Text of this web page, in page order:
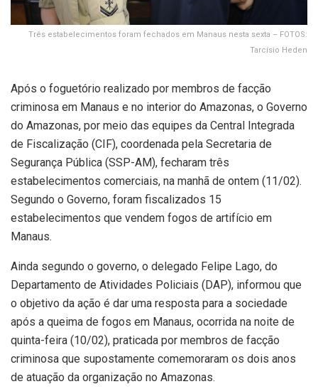
Três estabelecimentos foram fechados em Manaus nesta sexta – FOTOS:
Tarcísio Heden
Após o foguetório realizado por membros de facção
criminosa em Manaus e no interior do Amazonas, o Governo
do Amazonas, por meio das equipes da Central Integrada
de Fiscalização (CIF), coordenada pela Secretaria de
Segurança Pública (SSP-AM), fecharam três
estabelecimentos comerciais, na manhã de ontem (11/02).
Segundo o Governo, foram fiscalizados 15
estabelecimentos que vendem fogos de artifício em
Manaus.
Ainda segundo o governo, o delegado Felipe Lago, do
Departamento de Atividades Policiais (DAP), informou que
o objetivo da ação é dar uma resposta para a sociedade
após a queima de fogos em Manaus, ocorrida na noite de
quinta-feira (10/02), praticada por membros de facção
criminosa que supostamente comemoraram os dois anos
de atuação da organização no Amazonas.